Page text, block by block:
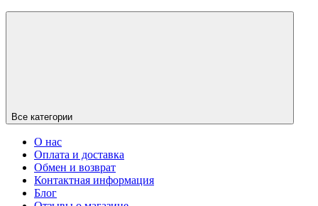
Все категории
О нас
Оплата и доставка
Обмен и возврат
Контактная информация
Блог